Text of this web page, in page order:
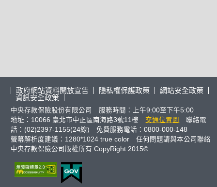
政府網站資料開放宣告 隱私權保護政策
網站安全政策
資訊安全政策
中央存款保險股份有限公司 服務時間：上午9:00至下午5:00
地址：10066 臺北市中正區南海路3號11樓
交通位置圖
聯絡電
話：(02)2397-1155(24線) 免費服務電話：0800-000-148
螢幕解析度建議：1280*1024 true color 任何問題請與本公司聯絡
中央存款保險公司版權所有 CopyRight 2015©